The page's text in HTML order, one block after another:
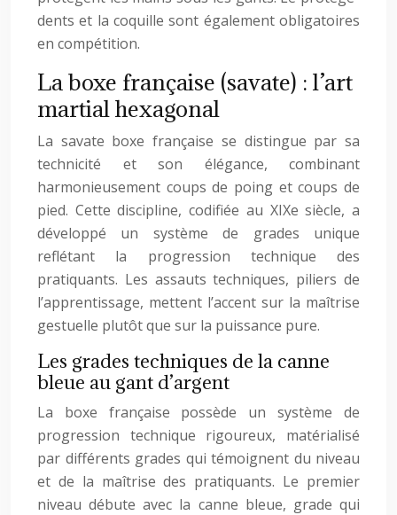
dents et la coquille sont également obligatoires
en compétition.
La boxe française (savate) : l’art
martial hexagonal
La savate boxe française se distingue par sa
technicité et son élégance, combinant
harmonieusement coups de poing et coups de
pied. Cette discipline, codifiée au XIXe siècle, a
développé un système de grades unique
reflétant la progression technique des
pratiquants. Les assauts techniques, piliers de
l’apprentissage, mettent l’accent sur la maîtrise
gestuelle plutôt que sur la puissance pure.
Les grades techniques de la canne
bleue au gant d’argent
La boxe française possède un système de
progression technique rigoureux, matérialisé
par différents grades qui témoignent du niveau
et de la maîtrise des pratiquants. Le premier
niveau débute avec la canne bleue, grade qui